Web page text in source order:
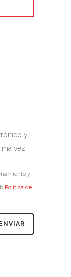
y
vez
y
Política de